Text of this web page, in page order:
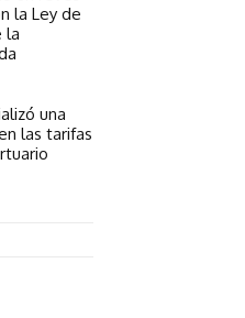
la Ley de
la
una
las tarifas